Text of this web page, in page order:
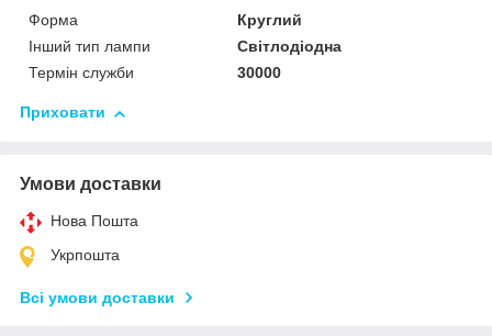
Форма
Круглий
Інший тип лампи
Світлодіодна
Термін служби
30000
Приховати
Умови доставки
Нова Пошта
Укрпошта
Всі умови доставки